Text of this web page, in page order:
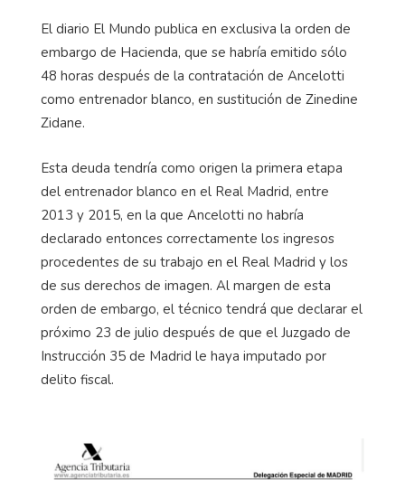
El diario El Mundo publica en exclusiva la orden de
embargo de Hacienda, que se habría emitido sólo
48 horas después de la contratación de Ancelotti
como entrenador blanco, en sustitución de Zinedine
Zidane.
Esta deuda tendría como origen la primera etapa
del entrenador blanco en el Real Madrid, entre
2013 y 2015, en la que Ancelotti no habría
declarado entonces correctamente los ingresos
procedentes de su trabajo en el Real Madrid y los
de sus derechos de imagen. Al margen de esta
orden de embargo, el técnico tendrá que declarar el
próximo 23 de julio después de que el Juzgado de
Instrucción 35 de Madrid le haya imputado por
delito fiscal.